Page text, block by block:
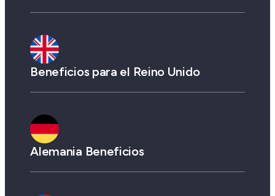
Beneficios para el Reino Unido
Alemania Beneficios